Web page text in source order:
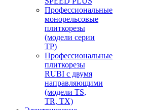
Профессиональные
монорельсовые
плиткорезы
(модели серии
TP)
Профессиональные
плиткорезы
RUBI с двумя
направляющими
(модели TS,
TR, TX)